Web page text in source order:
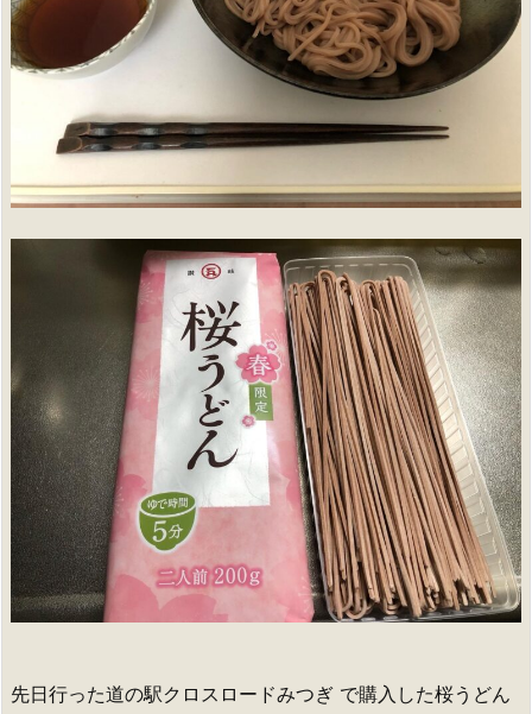
先日行った道の駅クロスロードみつぎ で購入した桜うどん